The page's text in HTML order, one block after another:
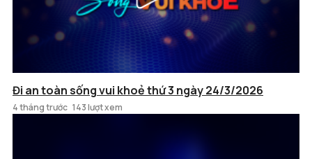
Đi an toàn sống vui khoẻ thứ 3 ngày 24/3/2026
4 tháng trước 143 lượt xem